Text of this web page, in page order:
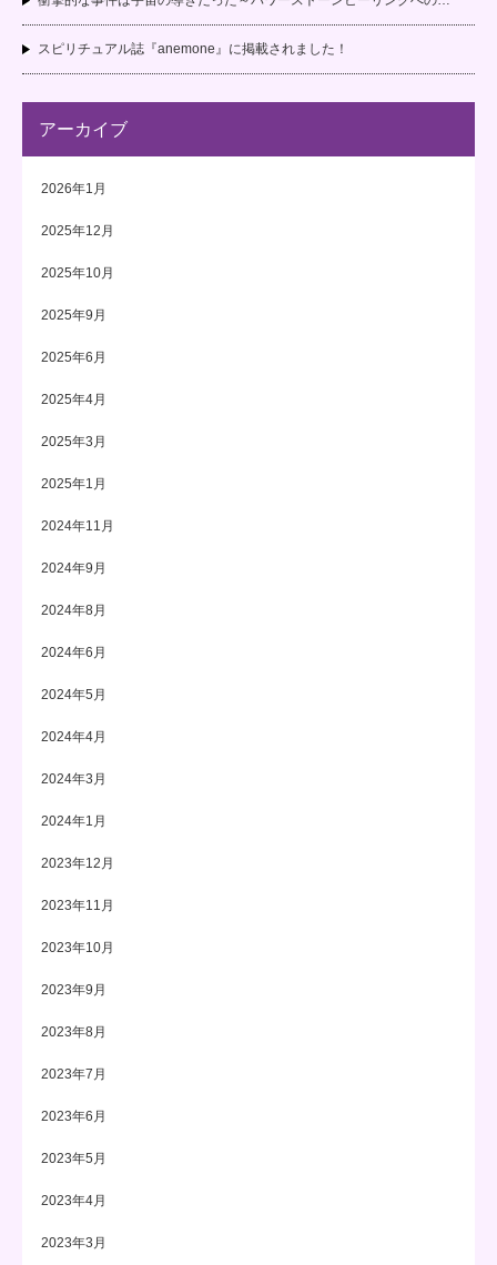
スピリチュアル誌『anemone』に掲載されました！
アーカイブ
2026年1月
2025年12月
2025年10月
2025年9月
2025年6月
2025年4月
2025年3月
2025年1月
2024年11月
2024年9月
2024年8月
2024年6月
2024年5月
2024年4月
2024年3月
2024年1月
2023年12月
2023年11月
2023年10月
2023年9月
2023年8月
2023年7月
2023年6月
2023年5月
2023年4月
2023年3月